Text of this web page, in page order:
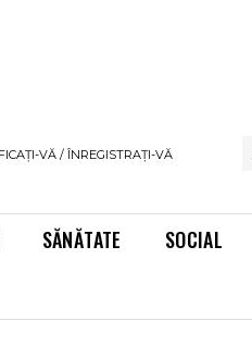
VĂ / ÎNREGISTRAȚI-VĂ
SĂNĂTATE SOCIAL